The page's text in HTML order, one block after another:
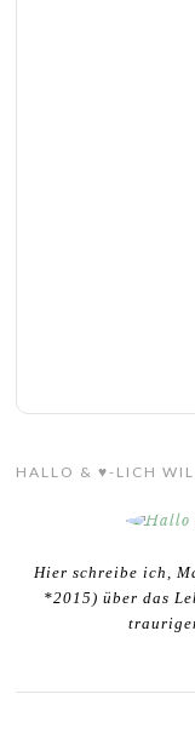
HALLO & ♥-LICH
Hier schreibe ich,
*2015) über das